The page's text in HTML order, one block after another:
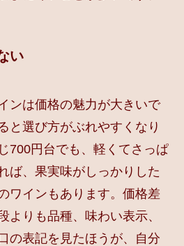
い
ンは価格の魅力が大きいで
と選び方がぶれやすくなり
700円台でも、軽くてさっぱ
ば、果実味がしっかりした
ワインもあります。価格差
よりも品種、味わい表示、
の表記を見たほうが、自分